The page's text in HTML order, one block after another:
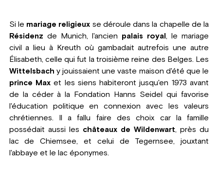
Si le mariage religieux se déroule dans la chapelle de la
Résidenz de Munich, l'ancien palais royal , le mariage
civil a lieu à Kreuth où gambadait autrefois une autre
Élisabeth, celle qui fut la troisième reine des Belges. Les
Wittelsbach y jouissaient une vaste maison d'été que le
prince Maxet les siens habiteront jusqu'en 1973 avant
de la céder à la Fondation Hanns Seidel qui favorise
l'éducation politique en connexion avec les valeurs
chrétiennes. Il a fallu faire des choix car la famille
possédait aussi les châteaux de Wildenwart, près du
lac de Chiemsee, et celui de Tegernsee, jouxtant
l'abbaye et le lac éponymes.